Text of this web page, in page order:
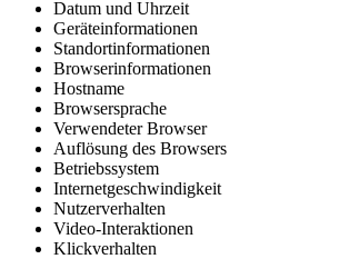
Datum und Uhrzeit
Geräteinformationen
Standortinformationen
Browserinformationen
Hostname
Browsersprache
Verwendeter Browser
Auflösung des Browsers
Betriebssystem
Internetgeschwindigkeit
Nutzerverhalten
Video-Interaktionen
Klickverhalten